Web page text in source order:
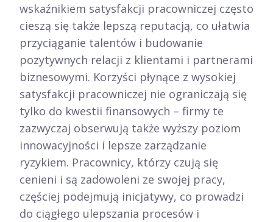
wskaźnikiem satysfakcji pracowniczej często
cieszą się także lepszą reputacją, co ułatwia
przyciąganie talentów i budowanie
pozytywnych relacji z klientami i partnerami
biznesowymi. Korzyści płynące z wysokiej
satysfakcji pracowniczej nie ograniczają się
tylko do kwestii finansowych – firmy te
zazwyczaj obserwują także wyższy poziom
innowacyjności i lepsze zarządzanie
ryzykiem. Pracownicy, którzy czują się
cenieni i są zadowoleni ze swojej pracy,
częściej podejmują inicjatywy, co prowadzi
do ciągłego ulepszania procesów i